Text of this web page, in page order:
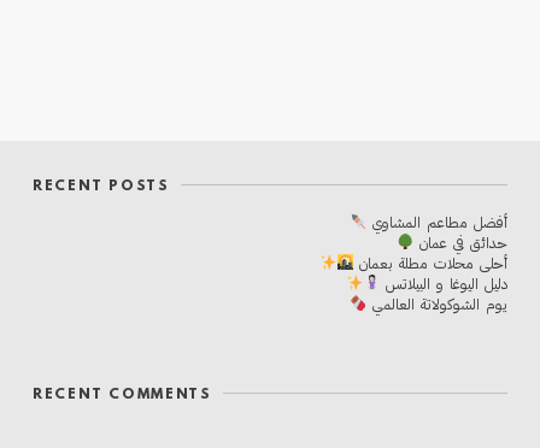
RECENT POSTS
أفضل مطاعم المشاوي
حدائق في عمان
أحلی محلات مطلة بعمان
دليل اليوغا و البيلاتس
يوم الشوكولاتة العالمي
RECENT COMMENTS